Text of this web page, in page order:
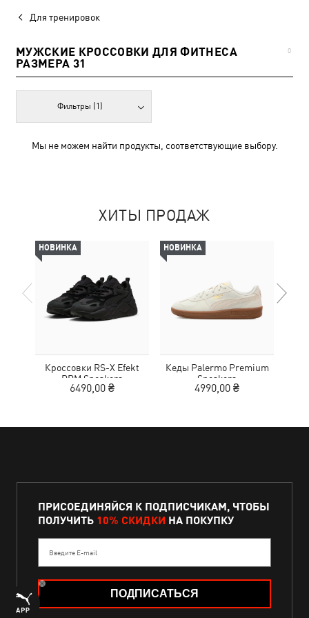
Для тренировок
МУЖСКИЕ КРОССОВКИ ДЛЯ ФИТНЕСА
РАЗМЕРА 31
0
Фильтры (1)
Мы не можем найти продукты, соответствующие выбору.
ХИТЫ ПРОДАЖ
НОВИНКА
Кроссовки RS-X Efekt
PRM Sneakers
6490,00 ₴
НОВИНКА
Кеды Palermo Premium
Sneakers
4990,00 ₴
ПРИСОЕДИНЯЙСЯ К ПОДПИСЧИКАМ, ЧТОБЫ
ПОЛУЧИТЬ 10% СКИДКИ НА ПОКУПКУ
Введите E-mail
ПОДПИСАТЬСЯ